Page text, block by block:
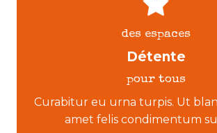
des espaces
Détente
pour tous
Curabitur eu urna turpis. Ut
amet felis condimentum